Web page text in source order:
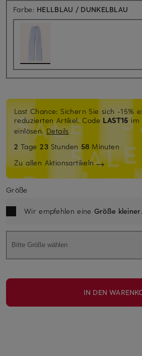
Farbe: HELLBLAU / DUNKELBLAU
Last Chance: Sichern Sie sich -15%
reduzierten Artikel. Code LAST15im
einlösen.Details
2 Tage23 Stunden 58 Minuten
Zu allen Aktionsartikeln
Größe
Wir empfehlen eine Größe kleiner.
Bitte Größe wählen
IN DEN